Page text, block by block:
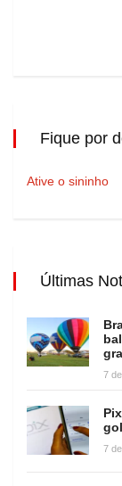
Fique por
Ative o sininho
Últimas
7
7